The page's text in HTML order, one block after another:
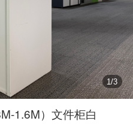
1/3
1.6M）文件柜白